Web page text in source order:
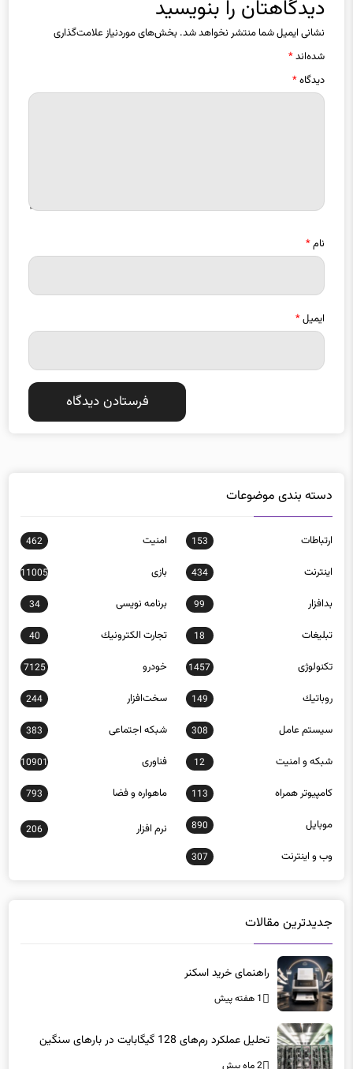
نشانی ایمیل شما منتشر نخواهد شد.بخش‌های موردنیاز علامت‌گذاری
شده‌اند*
دیدگاه*
ایمیل*
ارتباطات
اينترنت 434 بازی 11005
بدافزار 99 برنامه نويسی 34
تبلیغات 18 تجارت الكترونيك 40
تکنولوژی 1457 خودرو 7125
روباتيك 149 سخت‌افزار 244
سيستم عامل 308 شبكه اجتماعی 383
شبكه و امنيت 12 فناوری 10901
كامپيوتر همراه 113 ماهواره و فضا 793
موبايل 890
206
وب و اينترنت 307
راهنمای خرید اسکنر
1 هفته پیش
2 ماه پیش